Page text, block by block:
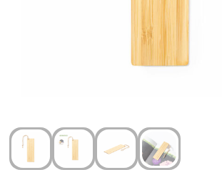
Verzorging & welness
Sinterklaas artikelen
Wijn, bier en proeverij
Zomerpakketten